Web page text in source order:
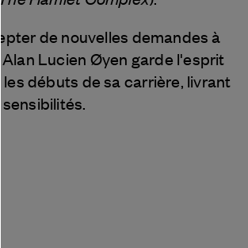
de nouvelles demandes à
Lucien Øyen garde l'esprit
débuts de sa carrière, livrant